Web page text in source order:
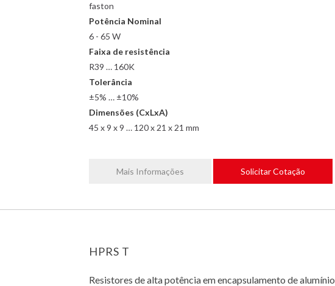
faston
Potência Nominal
6 - 65 W
Faixa de resistência
R39 … 160K
Tolerância
±5% … ±10%
Dimensões (CxLxA)
45 x 9 x 9 … 120 x 21 x 21 mm
Mais Informações Solicitar Cotação
HPRS T
Resistores de alta potência em encapsulamento de alumínio